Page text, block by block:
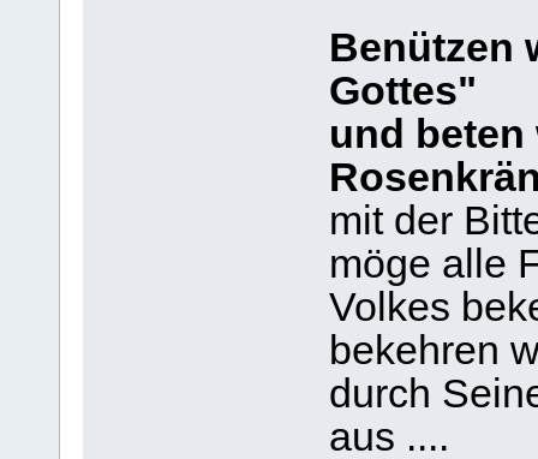
Benützen
Gottes"
und
mit der
möge alle
Volkes
bekehren
durch
aus ....